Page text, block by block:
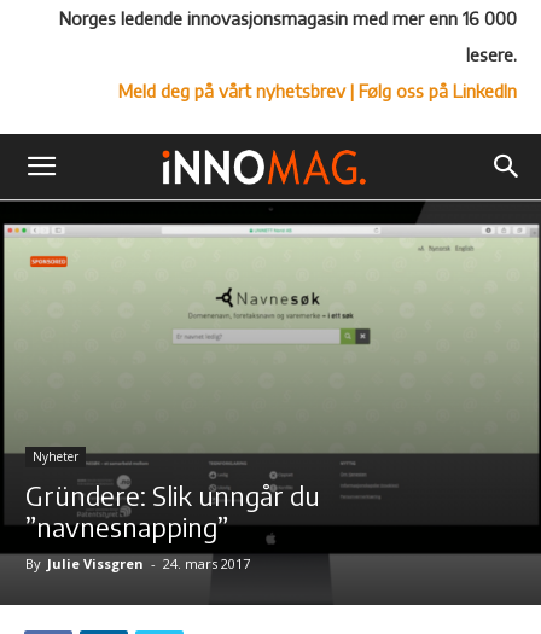
Norges ledende innovasjonsmagasin med mer enn 16 000
lesere.
Meld deg på vårt nyhetsbrev| Følg oss på LinkedIn
Nyheter
Gründere: Slik unngår du
”navnesnapping”
By Julie Vissgren - 24. mars 2017